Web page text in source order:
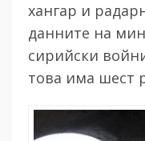
хангар и
данните на
сирийски
това има шест